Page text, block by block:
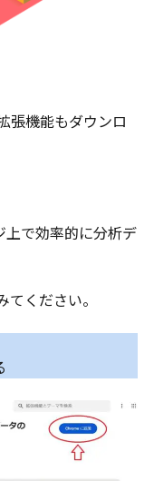
張機能もダウンロ
で効率的に分析デ
ください。